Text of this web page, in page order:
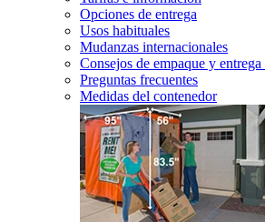
Opciones de entrega
Usos habituales
Mudanzas internacionales
Consejos de empaque y entrega
Preguntas frecuentes
Medidas del contenedor